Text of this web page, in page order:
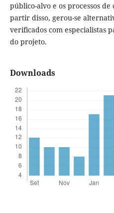
público-alvo e os processos
partir disso, gerou-se
verificados com especialistas
do projeto.
Downloads